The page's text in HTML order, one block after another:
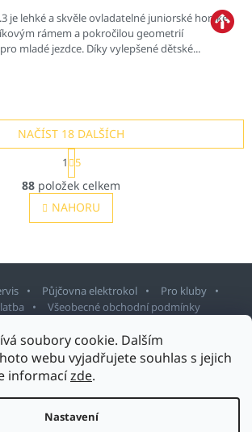
soubory cookie. Dalším
webu vyjadřujete souhlas s jejich
informacízde.
Nastavení
je lehké a skvěle ovladatelné juniorské horské
rámem a pokročilou geometrií
mladé jezdce. Díky vylepšené dětské...
O
v
l
á
c
í
p
r
k
y
v
i
NAČÍST 18 DALŠÍCH
S
t
r
á
n
k
á
í
1 5
88 položek celkem
NAHORU
Půjčovna elektrokol
Pro kluby
Všeobecné obchodní podmínky
Upravit nastavení cookies
vytvořilShoptetak.cz